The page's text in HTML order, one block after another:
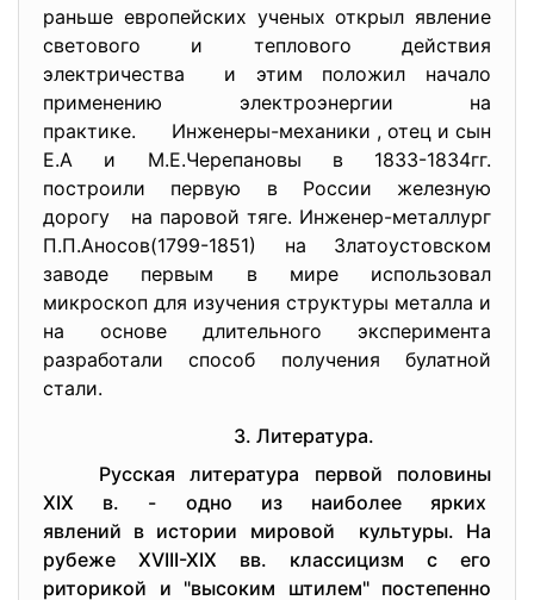
раньше европейских ученых открыл явление
светового и теплового действия
электричества и этим положил начало
применению электроэнергии на
практике. Инженеры-механики , отец и сын
Е.А и М.Е.Черепановы в 1833-1834гг.
построили первую в России железную
дорогу на паровой тяге. Инженер-металлург
П.П.Аносов(1799-1851) на Златоустовском
заводе первым в мире использовал
микроскоп для изучения структуры металла и
на основе длительного эксперимента
разработали способ получения булатной
стали.
3. Литература.
Русская литература первой половины
XIX в. - одно из наиболее ярких
явлений в истории мировой культуры. На
рубеже XVIII-XIX вв. классицизм с его
риторикой и "высоким штилем" постепенно